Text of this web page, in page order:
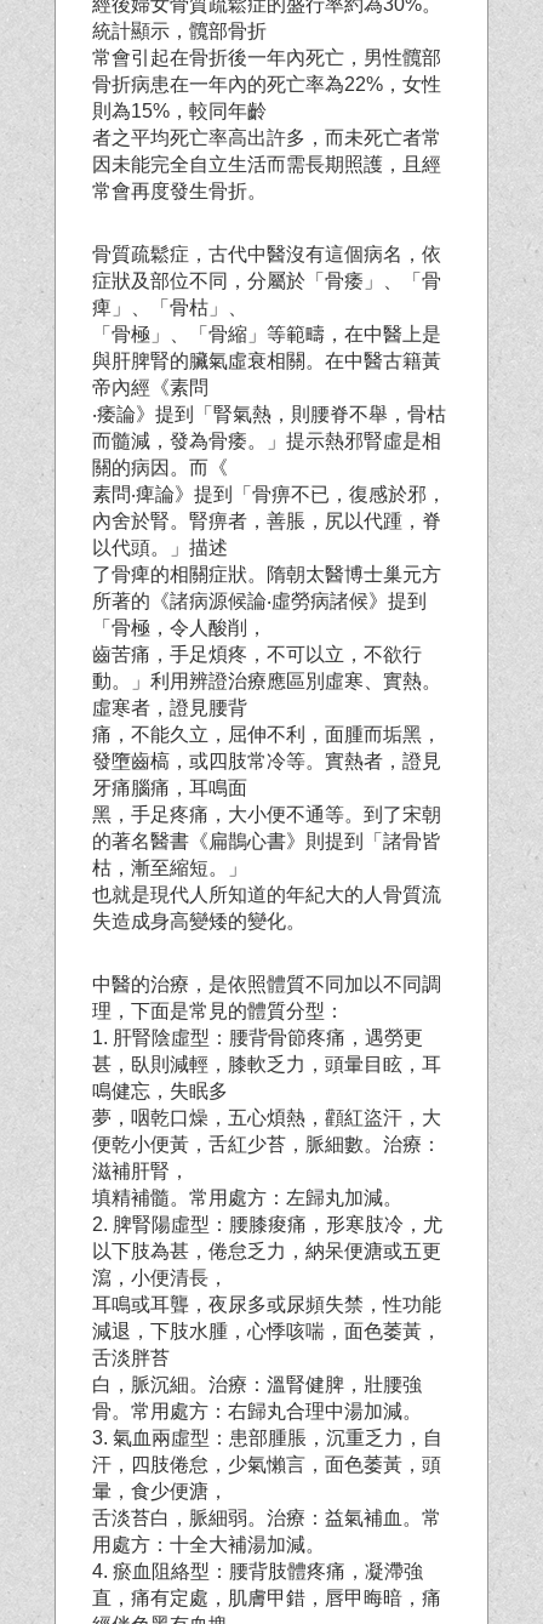
統計顯示，髖部骨折
常會引起在骨折後一年內死亡，男性髖部
骨折病患在一年內的死亡率為22%，女性
則為15%，較同年齡
者之平均死亡率高出許多，而未死亡者常
因未能完全自立生活而需長期照護，且經
常會再度發生骨折。
骨質疏鬆症，古代中醫沒有這個病名，依
症狀及部位不同，分屬於「骨痿」、「骨
痺」、「骨枯」、
「骨極」、「骨縮」等範疇，在中醫上是
與肝脾腎的臟氣虛衰相關。在中醫古籍黃
帝內經《素問
‧痿論》提到「腎氣熱，則腰脊不舉，骨枯
而髓減，發為骨痿。」提示熱邪腎虛是相
關的病因。而《
素問‧痺論》提到「骨痹不已，復感於邪，
內舍於腎。腎痹者，善脹，尻以代踵，脊
以代頭。」描述
了骨痺的相關症狀。隋朝太醫博士巢元方
所著的《諸病源候論‧虛勞病諸候》提到
「骨極，令人酸削，
齒苦痛，手足煩疼，不可以立，不欲行
動。」利用辨證治療應區別虛寒、實熱。
虛寒者，證見腰背
痛，不能久立，屈伸不利，面腫而垢黑，
發墮齒槁，或四肢常冷等。實熱者，證見
牙痛腦痛，耳鳴面
黑，手足疼痛，大小便不通等。到了宋朝
的著名醫書《扁鵲心書》則提到「諸骨皆
枯，漸至縮短。」
也就是現代人所知道的年紀大的人骨質流
失造成身高變矮的變化。
中醫的治療，是依照體質不同加以不同調
理，下面是常見的體質分型：
1. 肝腎陰虛型：腰背骨節疼痛，遇勞更
甚，臥則減輕，膝軟乏力，頭暈目眩，耳
鳴健忘，失眠多
夢，咽乾口燥，五心煩熱，顴紅盜汗，大
便乾小便黃，舌紅少苔，脈細數。治療：
滋補肝腎，
填精補髓。常用處方：左歸丸加減。
2. 脾腎陽虛型：腰膝痠痛，形寒肢冷，尤
以下肢為甚，倦怠乏力，納呆便溏或五更
瀉，小便清長，
耳鳴或耳聾，夜尿多或尿頻失禁，性功能
減退，下肢水腫，心悸咳喘，面色萎黃，
舌淡胖苔
白，脈沉細。治療：溫腎健脾，壯腰強
骨。常用處方：右歸丸合理中湯加減。
3. 氣血兩虛型：患部腫脹，沉重乏力，自
汗，四肢倦怠，少氣懶言，面色萎黃，頭
暈，食少便溏，
舌淡苔白，脈細弱。治療：益氣補血。常
用處方：十全大補湯加減。
4. 瘀血阻絡型：腰背肢體疼痛，凝滯強
直，痛有定處，肌膚甲錯，唇甲晦暗，痛